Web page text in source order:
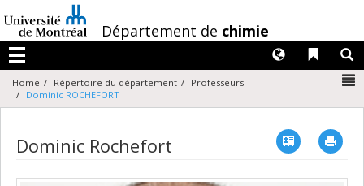
au
contenu
/Département de chimie
Menu
Liens
Langues
Home Répertoire du département
Professeurs
Dominic ROCHEFORT
Dominic Rochefort Vcard